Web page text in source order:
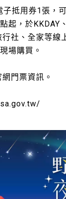
抵用券1張，
起，於KKDAY
社、全家等線
場購買。
門票資訊。